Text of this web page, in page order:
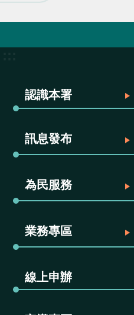
認識本署
訊息發布
為民服務
業務專區
線上申辦